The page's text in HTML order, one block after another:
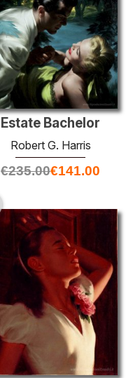
Estate Bachelor
Robert G. Harris
€235.00€141.00